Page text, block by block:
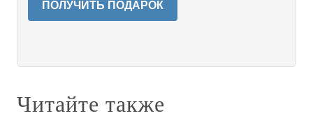
ПОЛУЧИТЬ ПОДАРОК
Читайте также